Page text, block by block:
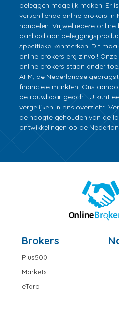
beleggen mogelijk maken. Er
verschillende online brokers
handelen. Vrijwel iedere
aanbod aan
specifieke kenmerken. Dit
online brokers erg zinvol!
online brokers staan onder
AFM, de Nederlandse
financiële markten. Ons
betrouwbaar geacht! U kunt
vergelijken in ons overzicht.
de hoogte gehouden van de
ontwikkelingen op de
Brokers
Plus500
Markets
eToro